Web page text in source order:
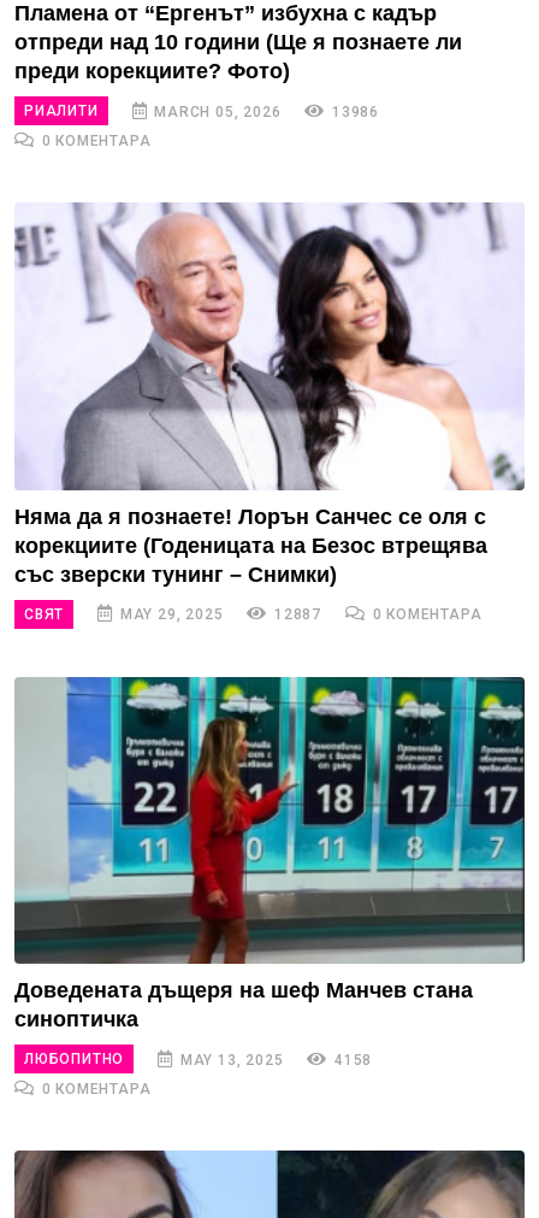
Пламена от “Ергенът” избухна с кадър
отпреди над 10 години (Ще я познаете ли
преди корекциите? Фото)
РИАЛИТИ MARCH 05, 2026
13986
0 КОМЕНТАРА
Няма да я познаете! Лорън Санчес се оля с
корекциите (Годеницата на Безос втрещява
със зверски тунинг – Снимки)
СВЯТ MAY 29, 2025 12887 0 КОМЕНТАРА
Доведената дъщеря на шеф Манчев стана
синоптичка
ЛЮБОПИТНО MAY 13, 2025
4158
0 КОМЕНТАРА